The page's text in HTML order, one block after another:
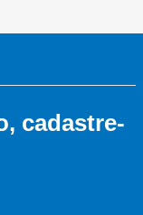
cadastre-